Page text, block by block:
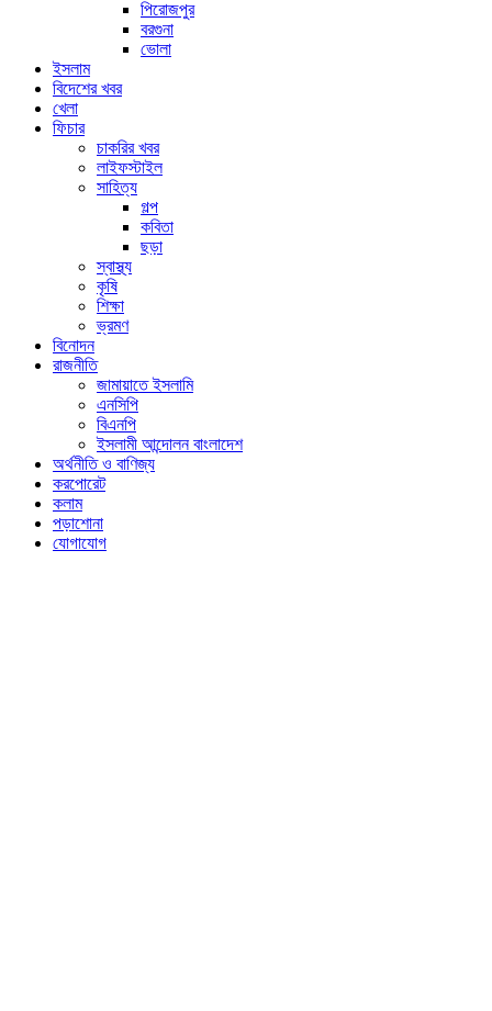
পিরোজপুর
বরগুনা
ভোলা
ইসলাম
বিদেশের খবর
খেলা
ফিচার
চাকরির খবর
লাইফস্টাইল
সাহিত্য
গল্প
কবিতা
ছড়া
স্বাস্থ্য
কৃষি
শিক্ষা
ভ্রমণ
বিনোদন
রাজনীতি
জামায়াতে ইসলামি
এনসিপি
বিএনপি
ইসলামী আন্দোলন বাংলাদেশ
অর্থনীতি ও বাণিজ্য
করপোরেট
কলাম
পড়াশোনা
যোগাযোগ